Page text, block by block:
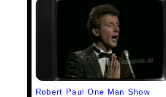
Robert Paul One Man Show